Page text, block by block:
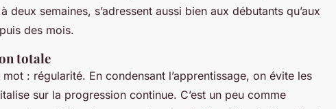
deux semaines, s’adressent aussi bien aux débutants qu’aux
des mois.
totale
: régularité. En condensant l’apprentissage, on évite les
sur la progression continue. C’est un peu comme